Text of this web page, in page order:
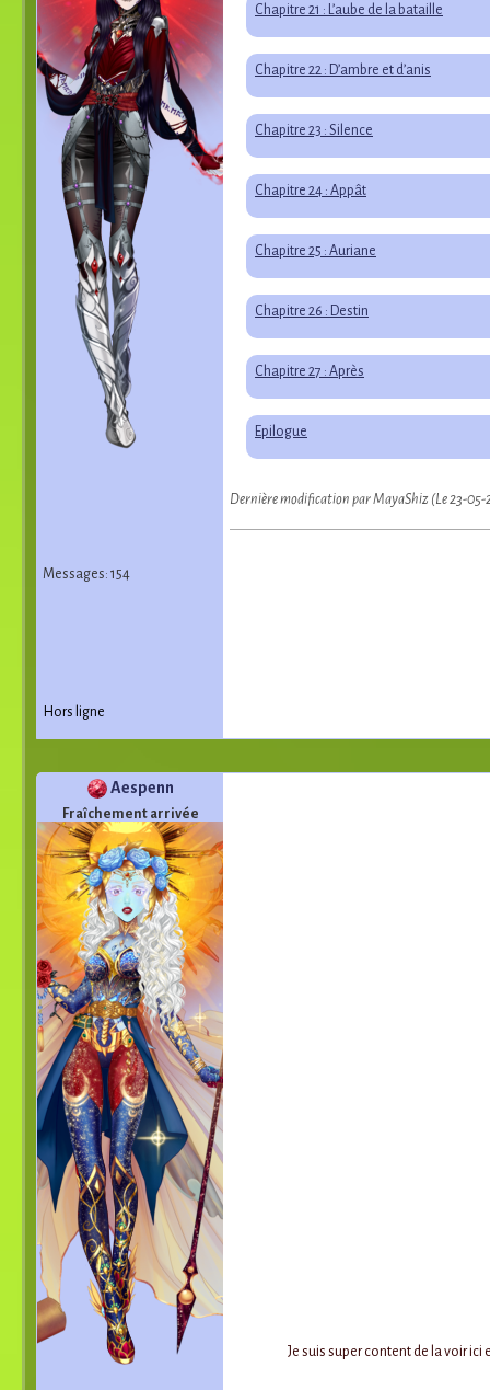
Messages: 154
Chapitre 21 : L’aube de la bataille
Chapitre 22 : D’ambre et d’anis
Chapitre 23 : Silence
Chapitre 24 : Appât
Chapitre 25 : Auriane
Chapitre 26 : Destin
Chapitre 27 : Après
Epilogue
Dernière modification par MayaShiz (Le 23-05-
Hors ligne
Aespenn
Fraîchement arrivée
Je suis super content de la voir